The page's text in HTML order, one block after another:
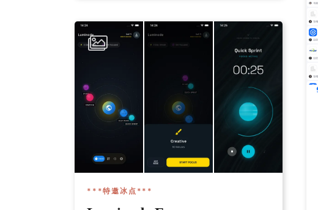
***特邀冰点***